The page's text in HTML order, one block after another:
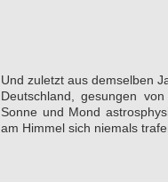
Und zuletzt aus demselben
Deutschland, gesungen
Sonne und Mond
am Himmel sich niemals